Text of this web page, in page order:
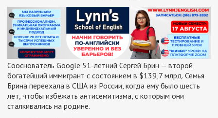
Сооснователь Google 51-летний Сергей Брин — второй
богатейший иммигрант с состоянием в $139,7 млрд. Семья
Брина переехала в США из России, когда ему было шесть
лет, чтобы избежать антисемитизма, с которым они
сталкивались на родине.